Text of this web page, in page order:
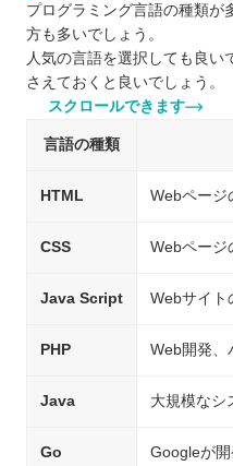
プログラミング言語の種類が
方も多いでしょう。
人気の言語を選択しても良い
さえておくと良いでしょう。
スクロールできます
言語の種類
HTML Webページ
CSS Webページ
Java Script Webサイト
PHP Web開発、
Java 大規模なシ
Go Googleが